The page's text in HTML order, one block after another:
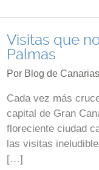
Visitas que
Palmas
Por Blog de
Cada vez más
capital de Gran
floreciente ciudad
las visitas
[…]